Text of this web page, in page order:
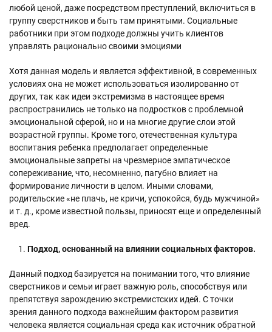
любой ценой, даже посредством преступлений, включиться в
группу сверстников и быть там принятыми. Социальные
работники при этом подходе должны учить клиентов
управлять рационально своими эмоциями
Хотя данная модель и является эффективной, в современных
условиях она не может использоваться изолированно от
других, так как идеи экстремизма в настоящее время
распространились не только на подростков с проблемной
эмоциональной сферой, но и на многие другие слои этой
возрастной группы. Кроме того, отечественная культура
воспитания ребенка предполагает определенные
эмоциональные запреты на чрезмерное эмпатическое
сопереживание, что, несомненно, пагубно влияет на
формирование личности в целом. Иными словами,
родительские «не плачь, не кричи, успокойся, будь мужчиной»
и т. д., кроме известной пользы, приносят еще и определенный
вред.
Подход, основанный на влиянии социальных факторов.
Данный подход базируется на понимании того, что влияние
сверстников и семьи играет важную роль, способствуя или
препятствуя зарождению экстремистских идей. С точки
зрения данного подхода важнейшим фактором развития
человека является социальная среда как источник обратной